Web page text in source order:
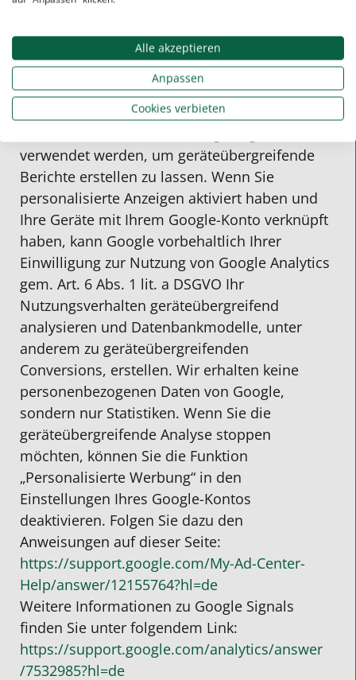
Speicherung für die Dauer von zwei Monaten
gelöscht.
Google Signals
Als Erweiterung zu Google (Universal) Analytics
verwendet werden, um geräteübergreifende
Berichte erstellen zu lassen. Wenn Sie
personalisierte Anzeigen aktiviert haben und
Ihre Geräte mit Ihrem Google-Konto verknüpft
haben, kann Google vorbehaltlich Ihrer
Einwilligung zur Nutzung von Google Analytics
gem. Art. 6 Abs. 1 lit. a DSGVO Ihr
Nutzungsverhalten geräteübergreifend
analysieren und Datenbankmodelle, unter
anderem zu geräteübergreifenden
Conversions, erstellen. Wir erhalten keine
personenbezogenen Daten von Google,
sondern nur Statistiken. Wenn Sie die
geräteübergreifende Analyse stoppen
möchten, können Sie die Funktion
„Personalisierte Werbung“ in den
Einstellungen Ihres Google-Kontos
deaktivieren. Folgen Sie dazu den
Anweisungen auf dieser Seite:
https://support.google.com/My-Ad-Center-
Help/answer/12155764?hl=de
Weitere Informationen zu Google Signals
finden Sie unter folgendem Link:
https://support.google.com/analytics/answer
/7532985?hl=de
Alle akzeptieren
Anpassen
Cookies verbieten